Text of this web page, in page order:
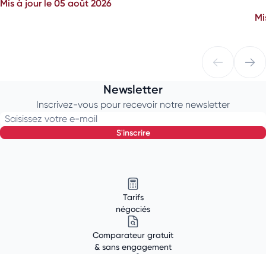
Mis à jour le 05 août 2026
Newsletter
Inscrivez-vous pour recevoir notre newsletter
Saisissez votre e-mail
s'inscrire
Tarifs
négociés
Comparateur gratuit
& sans engagement